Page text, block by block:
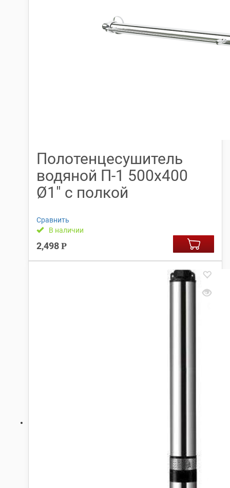
Полотенцесушитель
водяной П-1 500х400
Ø1″ с полкой
Сравнить
В наличии
2,498 Р